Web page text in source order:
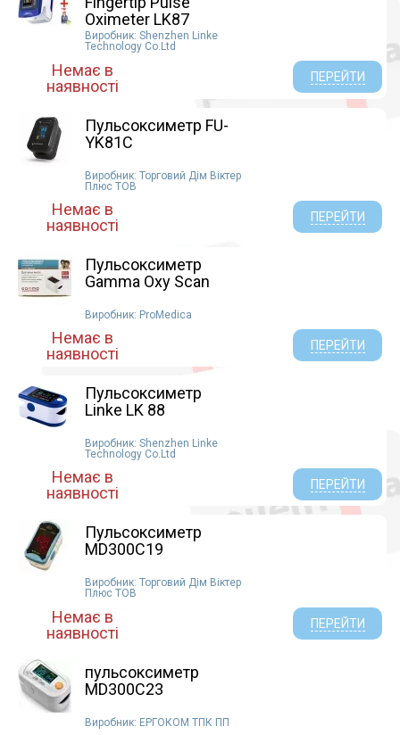
Oximeter LK87
Виробник: Shenzhen Linke
Technology Co.Ltd
Немає в
наявності
ПЕРЕЙТИ
Пульсоксиметр FU-
YK81C
Виробник: Торговий Дім Віктер
Плюс ТОВ
Немає в
наявності
ПЕРЕЙТИ
Пульсоксиметр
Gamma Oxy Scan
Виробник: ProMedica
Немає в
наявності
ПЕРЕЙТИ
Пульсоксиметр
Linke LK 88
Виробник: Shenzhen Linke
Technology Co.Ltd
Немає в
наявності
ПЕРЕЙТИ
Пульсоксиметр
MD300C19
Виробник: Торговий Дім Віктер
Плюс ТОВ
Немає в
наявності
ПЕРЕЙТИ
пульсоксиметр
MD300C23
Виробник: ЕРГОКОМ ТПК ПП